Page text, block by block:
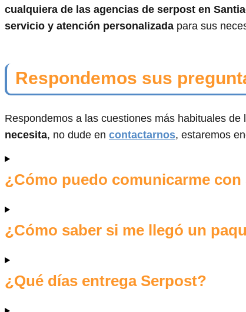
cualquiera de las agencias de serpost en
servicio y atención personalizada para sus
Respondemos sus
Respondemos a las cuestiones más habituales
necesita, no dude en contactarnos, estaremos
¿Cómo puedo comunicarme
¿Cómo saber si me llegó un
¿Qué días entrega Serpost?